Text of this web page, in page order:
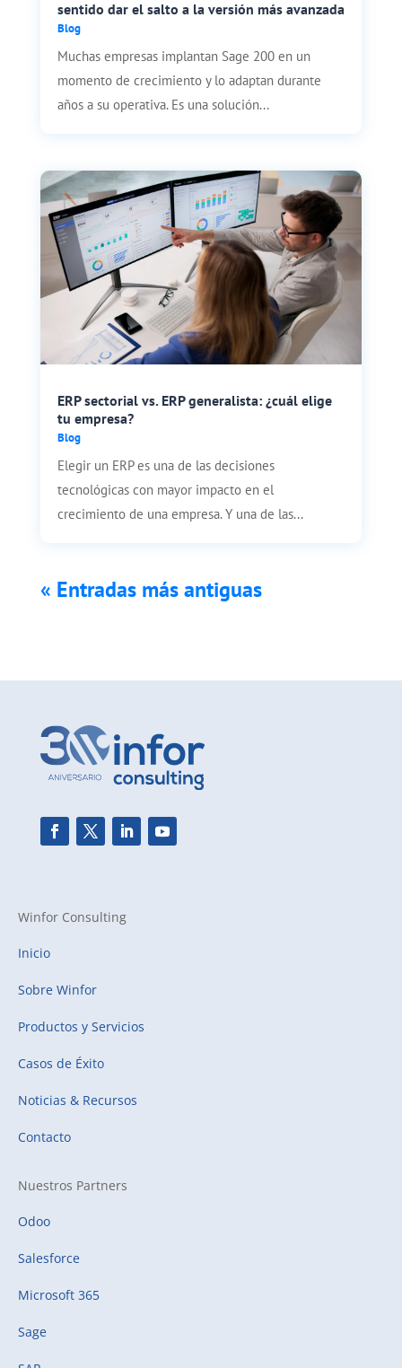
sentido dar el salto a la versión más avanzada
Blog
Muchas empresas implantan Sage 200 en un
momento de crecimiento y lo adaptan durante
años a su operativa. Es una solución...
ERP sectorial vs. ERP generalista: ¿cuál elige
tu empresa?
Blog
Elegir un ERP es una de las decisiones
tecnológicas con mayor impacto en el
crecimiento de una empresa. Y una de las...
« Entradas más antiguas
Winfor Consulting
Inicio
Sobre Winfor
Productos y Servicios
Casos de Éxito
Noticias & Recursos
Contacto
Nuestros Partners
Odoo
Salesforce
Microsoft 365
Sage